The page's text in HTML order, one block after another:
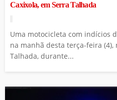
Caxixola, em Serra Talhada
Uma motocicleta com indícios
na manhã desta terça-feira (4),
Talhada, durante...